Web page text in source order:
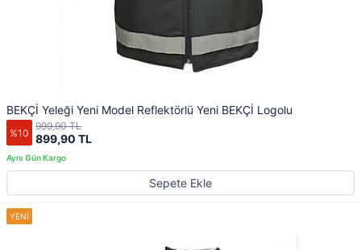
BEKÇİ Yeleği Yeni Model Reflektörlü Yeni BEKÇİ Logolu
%10 899,90 TL
999,90 TL
Sepete Ekle